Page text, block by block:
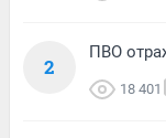
2
ПВО
18 401